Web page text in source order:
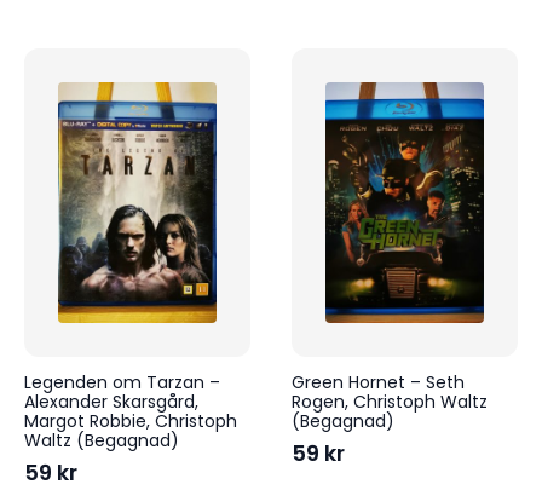
Legenden om Tarzan –
Alexander Skarsgård,
Margot Robbie, Christoph
Waltz (Begagnad)
59 kr
Green Hornet – Seth
Rogen, Christoph Waltz
(Begagnad)
59 kr